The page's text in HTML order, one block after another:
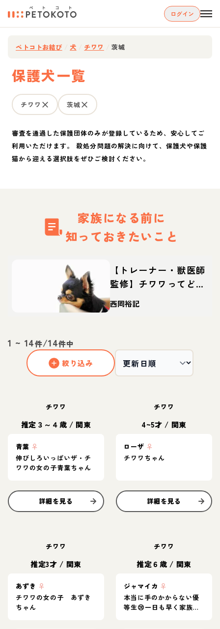
ログイン
ペトコトお結び 犬 チワワ 茨城
保護犬一覧
チワワ 茨城
審査を通過した保護団体のみが登録しているため、安心してご
利用いただけます。 殺処分問題の解決に向けて、保護犬や保護
猫から迎える選択肢をぜひご検討ください。
家族になる前に
知っておきたいこと
【トレーナー・獣医師
監修】チワワってどん
な犬？性格・特徴・育
て方・迎え方
西岡裕記
1 ~ 14件/14件中
絞り込み
チワワ
推定３～４歳 / 関東
青葉 ♀
伸びしろいっぱいザ・チ
ワワの女の子青葉ちゃん
詳細を見る
チワワ
4~5才 / 関東
ローザ ♀
チワワちゃん
詳細を見る
チワワ
推定3才 / 関東
あずき ♀
チワワの女の子 あずき
ちゃん
チワワ
推定６歳 / 関東
ジャマイカ ♀
本当に手のかからない優
等生😢一日も早く家族を